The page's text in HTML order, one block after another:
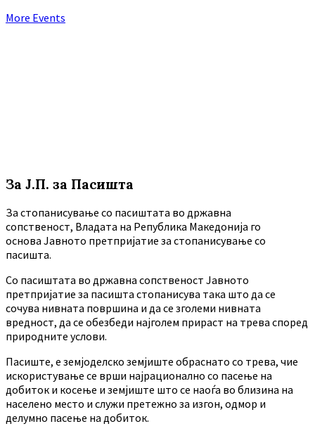
Back
More Events
За Ј.П. за Пасишта
За стопанисување со пасиштата во државна
сопственост, Владата на Република Македонија го
основа Јавното претпријатие за стопанисување со
пасишта.
Co пасиштата во државна сопственост Јавното
претпријатие за пасишта стопанисува така што да се
сочува нивната површина и да се зголеми нивната
вредност, да се обезбеди најголем прираст на трева според
природните услови.
Пасиште, е земјоделско земјиште обраснато со трева, чие
искористување се врши најрационално со пасење на
добиток и косење и земјиште што се наоѓа во близина на
населено место и служи претежно за изгон, одмор и
делумно пасење на добиток.